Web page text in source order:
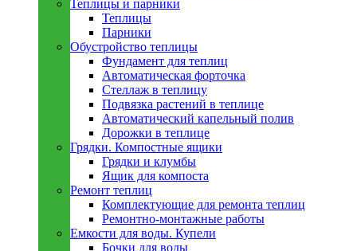
Теплицы и парники
Теплицы
Парники
Обустройство теплицы
Фундамент для теплиц
Автоматическая форточка
Стеллаж в теплицу
Подвязка растений в теплице
Автоматический капельный полив
Дорожки в теплице
Грядки. Компостные ящики
Грядки и клумбы
Ящик для компоста
Ремонт теплиц
Комплектующие для ремонта теплиц
Ремонтно-монтажные работы
Емкости для воды. Купели
Бочки для воды